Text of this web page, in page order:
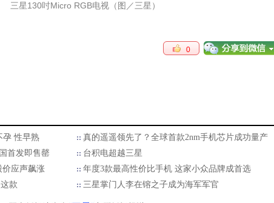
星130吋Micro RGB电视（图／三星）
0
孕 性早熟
真的遥遥领先了？全球首款2nm手机芯片成功量产
首发即售罄
台积电超越三星
价应声飙涨
年度3款最高性价比手机 这家小众品牌成首选
款
三星掌门人李在镕之子成为海军军官